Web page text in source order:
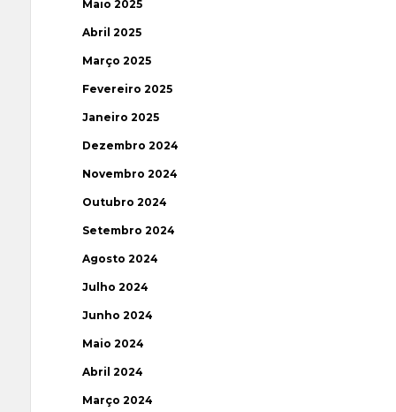
Maio 2025
Abril 2025
Março 2025
Fevereiro 2025
Janeiro 2025
Dezembro 2024
Novembro 2024
Outubro 2024
Setembro 2024
Agosto 2024
Julho 2024
Junho 2024
Maio 2024
Abril 2024
Março 2024